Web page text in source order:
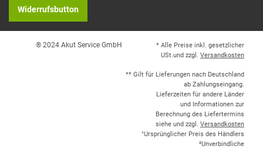
Widerrufsbutton
® 2024 Akut Service GmbH
* Alle Preise inkl. gesetzlicher
USt.und zzgl. Versandkosten
** Gilt für Lieferungen nach Deutschland
ab Zahlungseingang.
Lieferzeiten für andere Länder
und Informationen zur
Berechnung des Liefertermins
siehe und zzgl. Versandkosten
¹Ursprünglicher Preis des Händlers
²Unverbindliche